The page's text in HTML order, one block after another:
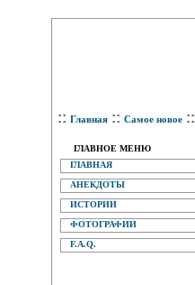
:: Главная :: Самое новое ::
ГЛАВНОЕ МЕНЮ
ГЛАВНАЯ
АНЕКДОТЫ
ИСТОРИИ
ФОТОГРАФИИ
F.A.Q.